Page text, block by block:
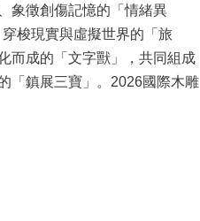
徵創傷記憶的「情緒異
梭現實與虛擬世界的「旅
而成的「文字獸」，共同組成
「鎮展三寶」。2026國際木雕